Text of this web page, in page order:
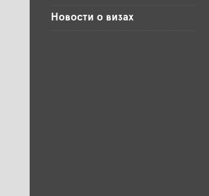
Новости о визах